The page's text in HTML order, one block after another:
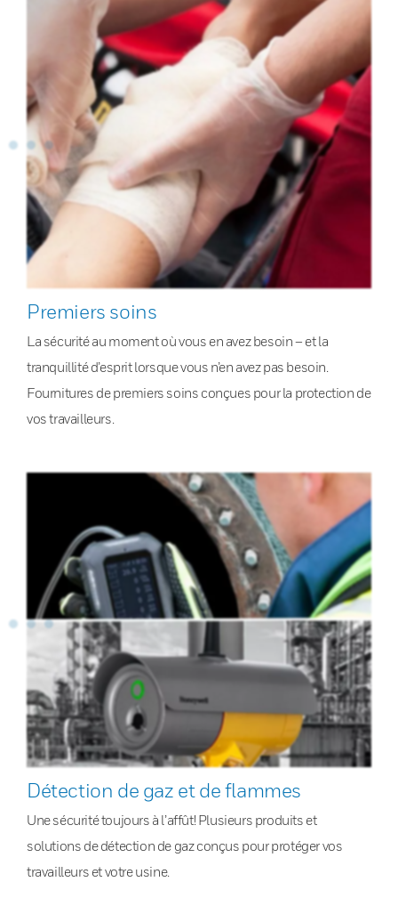
Premiers soins
La sécurité au moment où vous en avez besoin – et la
tranquillité d’esprit lorsque vous n’en avez pas besoin.
Fournitures de premiers soins conçues pour la protection de
vos travailleurs.
Détection de gaz et de flammes
Une sécurité toujours à l’affût! Plusieurs produits et
solutions de détection de gaz conçus pour protéger vos
travailleurs et votre usine.